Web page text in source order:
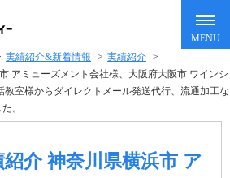
実績紹介&新着情報 > 実績紹介 >
アミューズメント会社様、大阪府大阪市 ワインシ
教室様からダイレクトメール発送代行、流通加工な
。
介 神奈川県横浜市 ア